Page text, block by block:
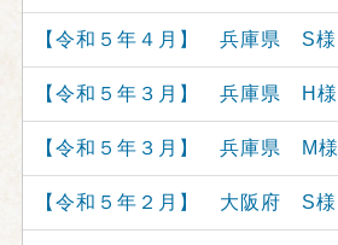
【令和５年４月】 兵庫県 S様
【令和５年３月】 兵庫県 H様
【令和５年３月】 兵庫県 M様
【令和５年２月】 大阪府 S様